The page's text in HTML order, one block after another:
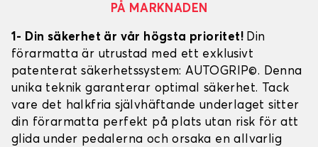
PÅ MARKNADEN
1- Din säkerhet är vår högsta prioritet! Din
förarmatta är utrustad med ett exklusivt
patenterat säkerhetssystem: AUTOGRIP©. Denna
unika teknik garanterar optimal säkerhet. Tack
vare det halkfria självhäftande underlaget sitter
din förarmatta perfekt på plats utan risk för att
glida under pedalerna och orsaka en allvarlig